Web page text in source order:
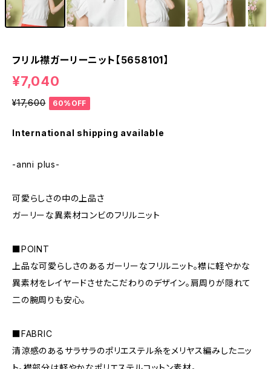
フリル襟ガーリーニット【5658101】
¥7,040
¥17,600 60%OFF
International shipping available
-anni plus-
可愛らしさの中の上品さ
ガーリーな異素材コンビのフリルニット
■POINT
上品な可愛らしさのあるガーリーなフリルニット。襟に軽やかな
異素材をレイヤードさせたこだわりのデザイン。肩周りが隠れて
二の腕周りも安心。
■FABRIC
清涼感のあるサラサラのポリエステル糸をメリヤス編みしたニッ